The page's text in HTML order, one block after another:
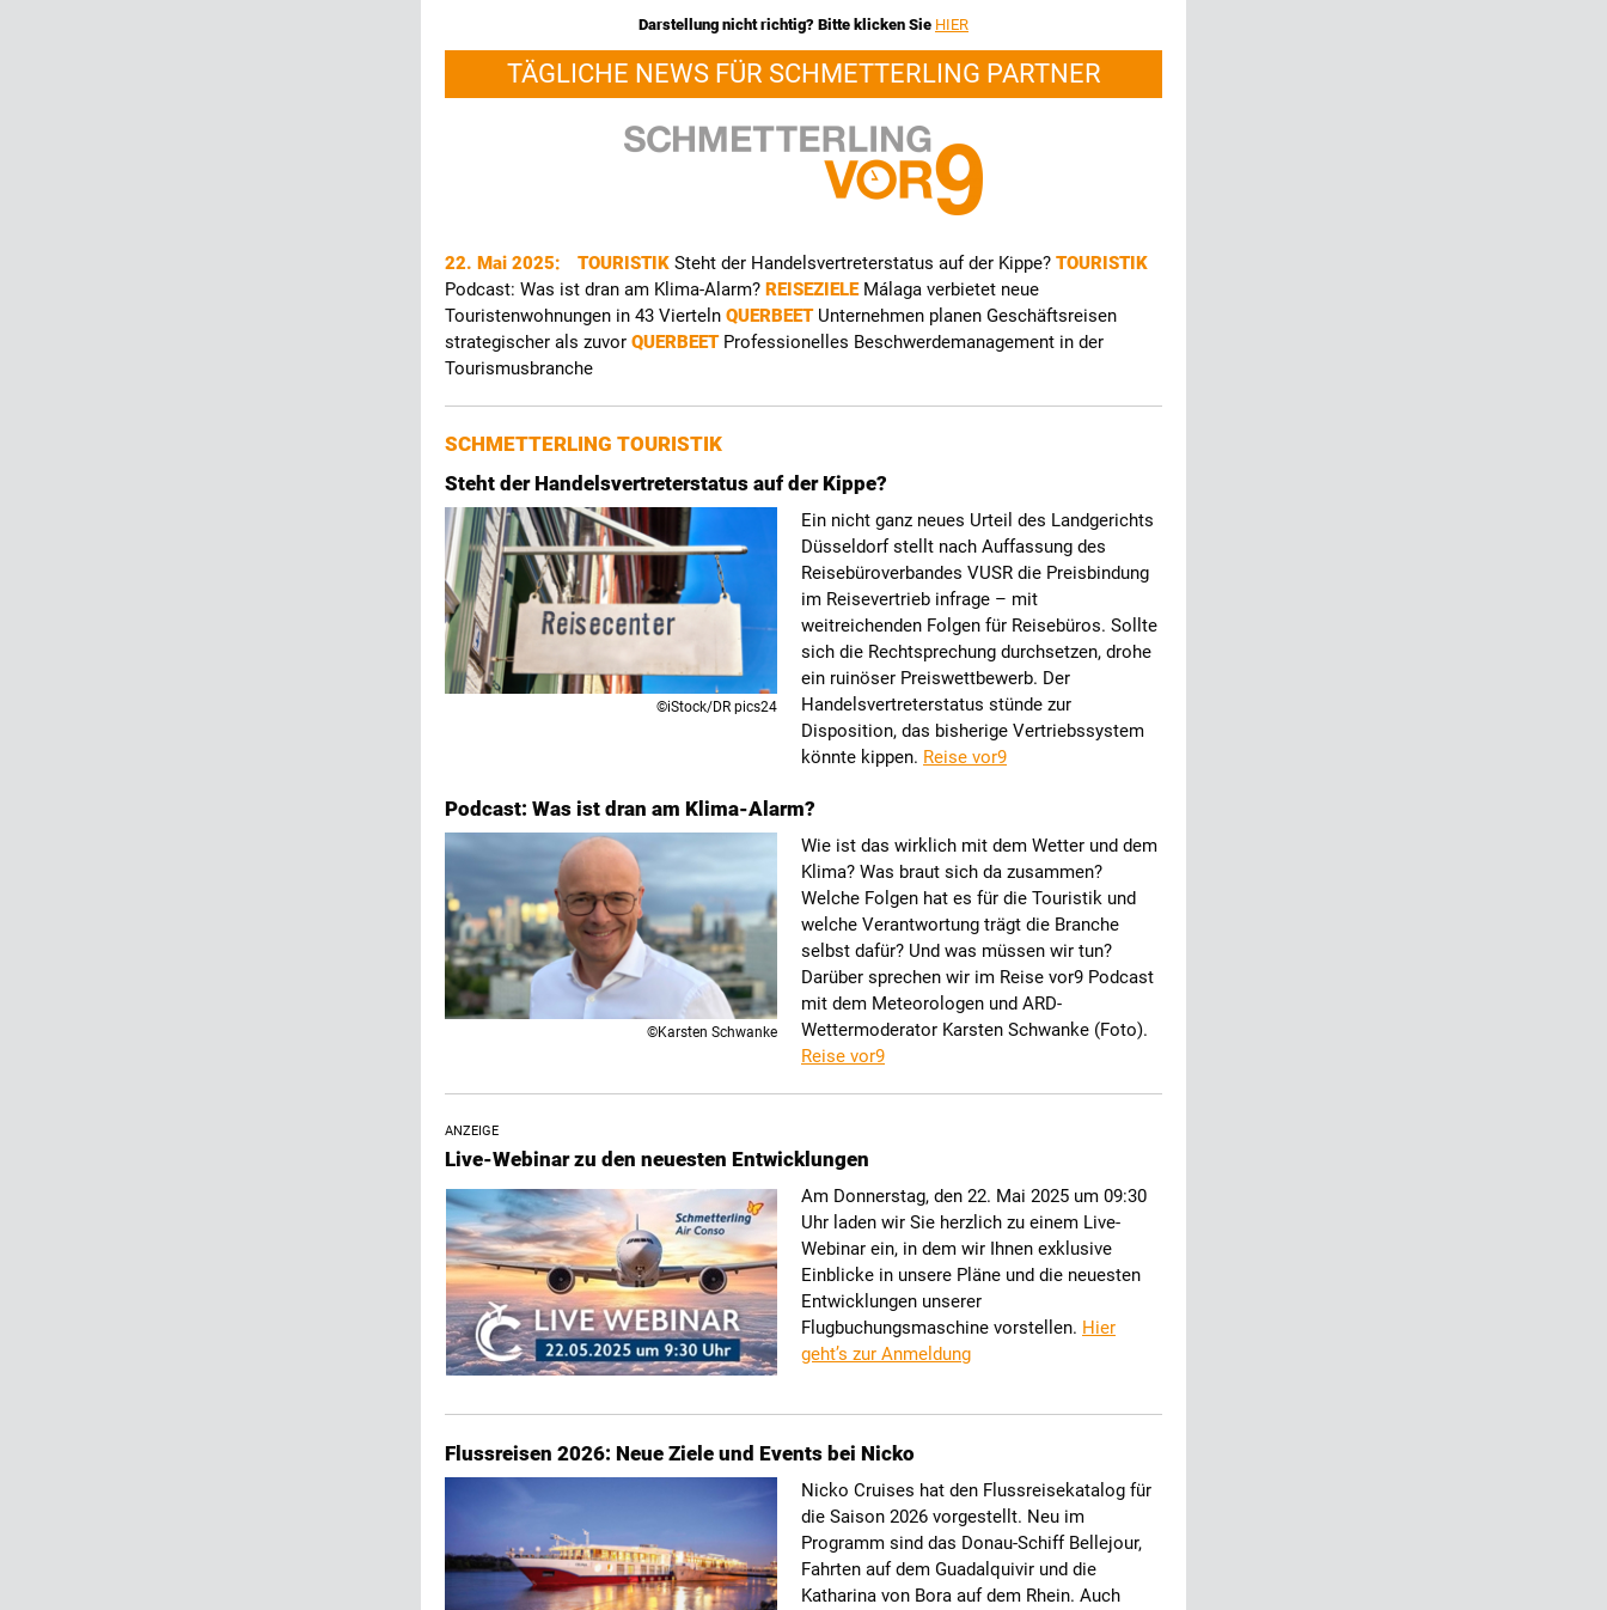
Darstellung nicht richtig? Bitte klicken Sie HIER
TÄGLICHE NEWS FÜR SCHMETTERLING PARTNER
22. Mai 2025: TOURISTIK Steht der Handelsvertreterstatus auf der Kippe? TOURISTIK
Podcast: Was ist dran am Klima-Alarm? REISEZIELE Málaga verbietet neue
Touristenwohnungen in 43 Vierteln QUERBEET Unternehmen planen Geschäftsreisen
strategischer als zuvor QUERBEET Professionelles Beschwerdemanagement in der
Tourismusbranche
SCHMETTERLING TOURISTIK
Steht der Handelsvertreterstatus auf der Kippe?
©iStock/DR pics24
Ein nicht ganz neues Urteil des Landgerichts
Düsseldorf stellt nach Auffassung des
Reisebüroverbandes VUSR die Preisbindung
im Reisevertrieb infrage – mit
weitreichenden Folgen für Reisebüros. Sollte
sich die Rechtsprechung durchsetzen, drohe
ein ruinöser Preiswettbewerb. Der
Handelsvertreterstatus stünde zur
Disposition, das bisherige Vertriebssystem
könnte kippen. Reise vor9
Podcast: Was ist dran am Klima-Alarm?
©Karsten Schwanke
Wie ist das wirklich mit dem Wetter und dem
Klima? Was braut sich da zusammen?
Welche Folgen hat es für die Touristik und
welche Verantwortung trägt die Branche
selbst dafür? Und was müssen wir tun?
Darüber sprechen wir im Reise vor9 Podcast
mit dem Meteorologen und ARD-
Wettermoderator Karsten Schwanke (Foto).
Reise vor9
ANZEIGE
Live-Webinar zu den neuesten Entwicklungen
Am Donnerstag, den 22. Mai 2025 um 09:30
Uhr laden wir Sie herzlich zu einem Live-
Webinar ein, in dem wir Ihnen exklusive
Einblicke in unsere Pläne und die neuesten
Entwicklungen unserer
Flugbuchungsmaschine vorstellen. Hier
geht’s zur Anmeldung
Flussreisen 2026: Neue Ziele und Events bei Nicko
Nicko Cruises hat den Flussreisekatalog für
die Saison 2026 vorgestellt. Neu im
Programm sind das Donau-Schiff Bellejour,
Fahrten auf dem Guadalquivir und die
Katharina von Bora auf dem Rhein. Auch